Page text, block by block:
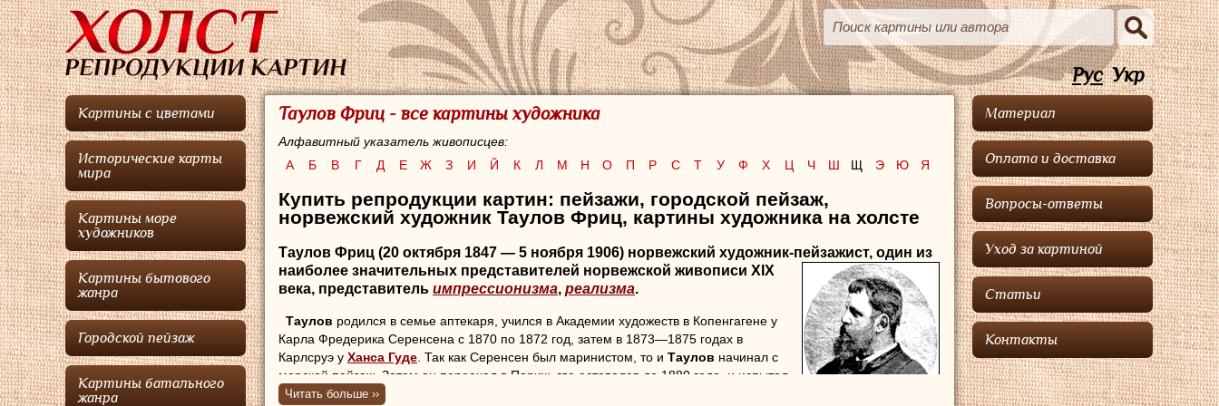
Рус Укр
Картины с цветами
Исторические карты
мира
Картины море
художников
Картины бытового
жанра
Городской пейзаж
Картины батального
жанра
Таулов Фриц - все картины художника
Алфавитный указатель живописцев:
А
Б В Г Д Е Ж З И Й К Л М Н О П Р С Т У Ф Х Ц Ч Ш Щ Э Ю Я
Купить репродукции картин: пейзажи, городской пейзаж,
норвежский художник Таулов Фриц, картины художника на холсте
Таулов Фриц (20 октября 1847 — 5 ноября 1906) норвежский художник-пейзажист, один из
наиболее значительных представителей норвежской живописи XIX
века, представитель импрессионизма, реализма.
Таулов родился в семье аптекаря, учился в Академии художеств в Копенгагене у
Карла Фредерика Серенсена с 1870 по 1872 год, затем в 1873—1875 годах в
Карлсруэ у Ханса Гуде. Так как Серенсен был маринистом, то и Таулов начинал с
морской пейзаж. Затем он переехал в Париж, где оставался до 1880 года, и испытал
сильнейшее влияние французских импрессионистов.
Читать больше ››
Материал
Оплата и доставка
Вопросы-ответы
Уход за картиной
Статьи
Контакты